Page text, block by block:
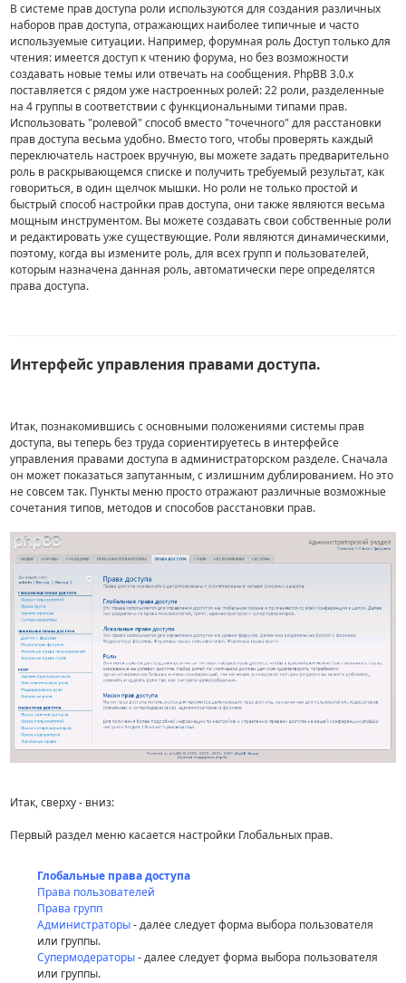
В системе прав доступа роли используются для создания различных
наборов прав доступа, отражающих наиболее типичные и часто
используемые ситуации. Например, форумная роль Доступ только для
чтения: имеется доступ к чтению форума, но без возможности
создавать новые темы или отвечать на сообщения. PhpBB 3.0.х
поставляется с рядом уже настроенных ролей: 22 роли, разделенные
на 4 группы в соответствии с функциональными типами прав.
Использовать "ролевой" способ вместо "точечного" для расстановки
прав доступа весьма удобно. Вместо того, чтобы проверять каждый
переключатель настроек вручную, вы можете задать предварительно
роль в раскрывающемся списке и получить требуемый результат, как
говориться, в один щелчок мышки. Но роли не только простой и
быстрый способ настройки прав доступа, они также являются весьма
мощным инструментом. Вы можете создавать свои собственные роли
и редактировать уже существующие. Роли являются динамическими,
поэтому, когда вы измените роль, для всех групп и пользователей,
которым назначена данная роль, автоматически пере определятся
права доступа.
Интерфейс управления правами доступа.
Итак, познакомившись с основными положениями системы прав
доступа, вы теперь без труда сориентируетесь в интерфейсе
управления правами доступа в администраторском разделе. Сначала
он может показаться запутанным, с излишним дублированием. Но это
не совсем так. Пункты меню просто отражают различные возможные
сочетания типов, методов и способов расстановки прав.
Итак, сверху - вниз:
Первый раздел меню касается настройки Глобальных прав.
Глобальные права доступа
Права пользователей
Права групп
Администраторы- далее следует форма выбора пользователя
или группы.
Супермодераторы- далее следует форма выбора пользователя
или группы.